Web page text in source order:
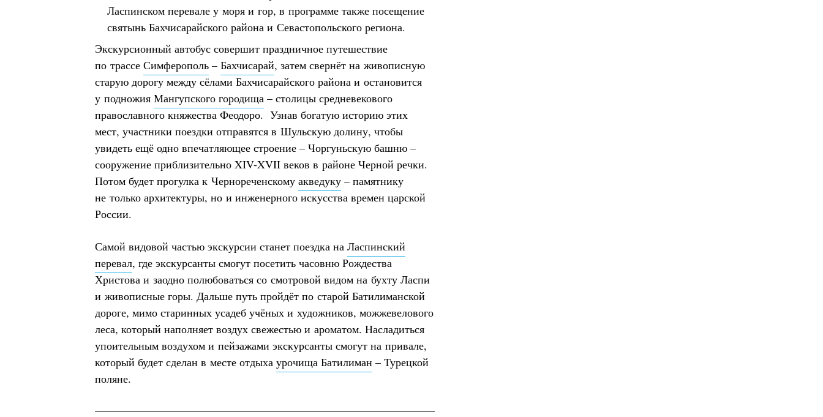
Ласпинском перевале у моря и гор, в программе также посещение
святынь Бахчисарайского района и Севастопольского региона.
Экскурсионный автобус совершит праздничное путешествие
по трассе Симферополь – Бахчисарай, затем свернёт на живописную
старую дорогу между сёлами Бахчисарайского района и остановится
у подножия Мангупского городища – столицы средневекового
православного княжества Феодоро. Узнав богатую историю этих
мест, участники поездки отправятся в Шульскую долину, чтобы
увидеть ещё одно впечатляющее строение – Чоргуньскую башню –
сооружение приблизительно XIV-XVII веков в районе Черной речки.
Потом будет прогулка к Чернореченскому акведуку – памятнику
не только архитектуры, но и инженерного искусства времен царской
России.
Самой видовой частью экскурсии станет поездка на Ласпинский
перевал, где экскурсанты смогут посетить часовню Рождества
Христова и заодно полюбоваться со смотровой видом на бухту Ласпи
и живописные горы. Дальше путь пройдёт по старой Батилиманской
дороге, мимо старинных усадеб учёных и художников, можжевелового
леса, который наполняет воздух свежестью и ароматом. Насладиться
упоительным воздухом и пейзажами экскурсанты смогут на привале,
который будет сделан в месте отдыха урочища Батилиман – Турецкой
поляне.